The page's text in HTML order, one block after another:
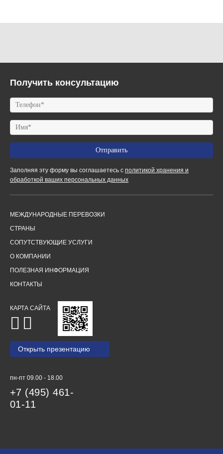
Получить консультацию
Заполняя эту форму вы соглашаетесь с политикой хранения и
обработкой ваших персональных данных
МЕЖДУНАРОДНЫЕ ПЕРЕВОЗКИ
СТРАНЫ
СОПУТСТВУЮЩИЕ УСЛУГИ
О КОМПАНИИ
ПОЛЕЗНАЯ ИНФОРМАЦИЯ
КОНТАКТЫ
КАРТА САЙТА
Открыть презентацию
пн-пт 09.00 - 18.00
+7 (495) 461-
01-11